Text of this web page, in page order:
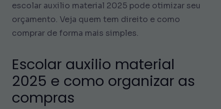
escolar auxilio material 2025 pode otimizar seu
orçamento. Veja quem tem direito e como
comprar de forma mais simples.
Escolar auxilio material
2025 e como organizar as
compras